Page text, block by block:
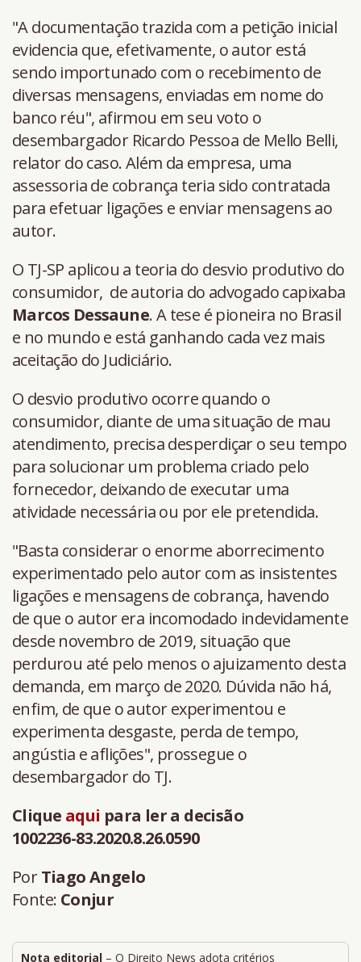
"A documentação trazida com a petição inicial
evidencia que, efetivamente, o autor está
sendo importunado com o recebimento de
diversas mensagens, enviadas em nome do
banco réu", afirmou em seu voto o
desembargador Ricardo Pessoa de Mello Belli,
relator do caso. Além da empresa, uma
assessoria de cobrança teria sido contratada
para efetuar ligações e enviar mensagens ao
autor.
O TJ-SP aplicou a teoria do desvio produtivo do
consumidor, de autoria do advogado capixaba
Marcos Dessaune. A tese é pioneira no Brasil
e no mundo e está ganhando cada vez mais
aceitação do Judiciário.
O desvio produtivo ocorre quando o
consumidor, diante de uma situação de mau
atendimento, precisa desperdiçar o seu tempo
para solucionar um problema criado pelo
fornecedor, deixando de executar uma
atividade necessária ou por ele pretendida.
"Basta considerar o enorme aborrecimento
experimentado pelo autor com as insistentes
ligações e mensagens de cobrança, havendo
de que o autor era incomodado indevidamente
desde novembro de 2019, situação que
perdurou até pelo menos o ajuizamento desta
demanda, em março de 2020. Dúvida não há,
enfim, de que o autor experimentou e
experimenta desgaste, perda de tempo,
angústia e aflições", prossegue o
desembargador do TJ.
Clique aqui para ler a decisão
1002236-83.2020.8.26.0590
PorTiago Angelo
Fonte: Conjur
Nota editorial – O Direito News adota critérios